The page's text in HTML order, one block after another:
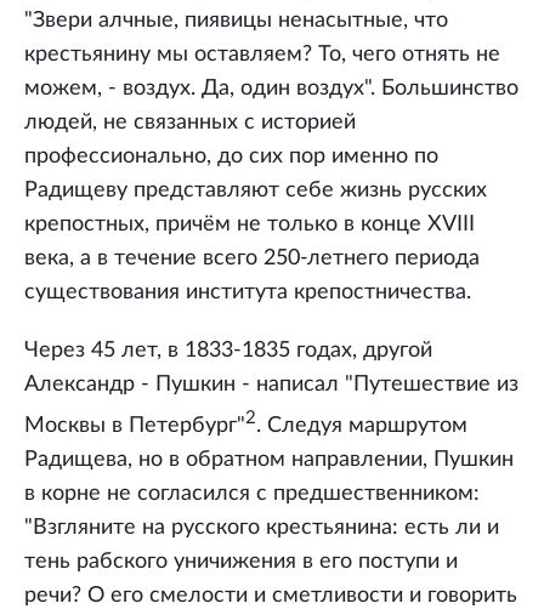
"Звери алчные, пиявицы ненасытные, что
крестьянину мы оставляем? То, чего отнять не
можем, - воздух. Да, один воздух". Большинство
людей, не связанных с историей
профессионально, до сих пор именно по
Радищеву представляют себе жизнь русских
крепостных, причём не только в конце XVIII
века, а в течение всего 250-летнего периода
существования института крепостничества.
Через 45 лет, в 1833-1835 годах, другой
Александр - Пушкин - написал "Путешествие из
Москвы в Петербург"2. Следуя маршрутом
Радищева, но в обратном направлении, Пушкин
в корне не согласился с предшественником:
"Взгляните на русского крестьянина: есть ли и
тень рабского уничижения в его поступи и
речи? О его смелости и сметливости и говорить